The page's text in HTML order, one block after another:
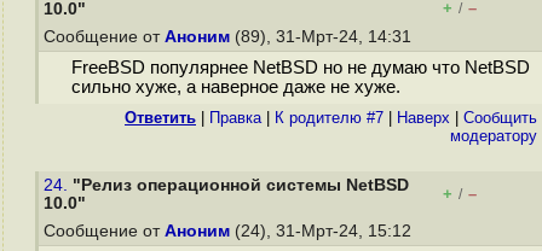
10.0" + / –
Сообщение от Аноним (89), 31-Мрт-24, 14:31
FreeBSD популярнее NetBSD но не думаю что NetBSD
сильно хуже, а наверное даже не хуже.
Ответить Правка| К родителю #7 Наверх
Cообщить
модератору
24. "Релиз операционной системы NetBSD
10.0"
+ / –
Сообщение от Аноним (24), 31-Мрт-24, 15:12